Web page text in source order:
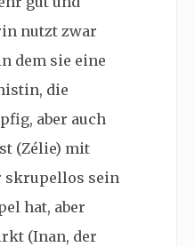
nutzt zwar
dem sie eine
die
aber auch
(Zélie) mit
skrupellos sein
hat, aber
(Inan, der